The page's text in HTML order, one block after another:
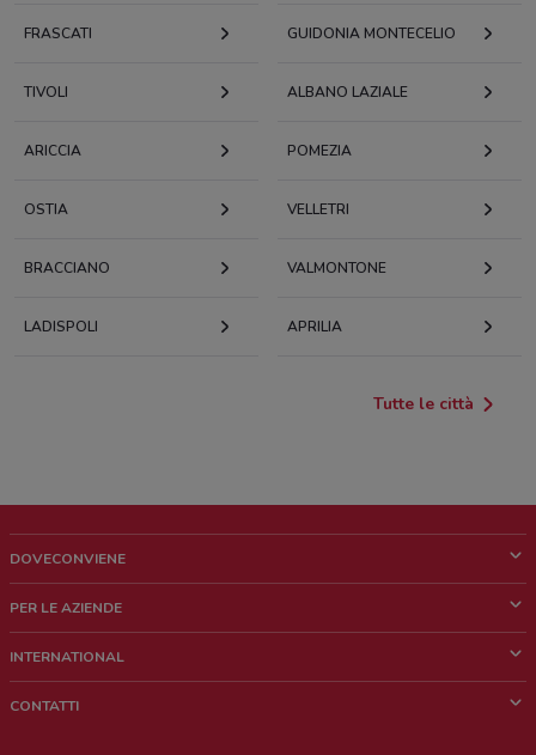
FRASCATI GUIDONIA MONTECELIO
TIVOLI ALBANO LAZIALE
ARICCIA POMEZIA
OSTIA VELLETRI
BRACCIANO VALMONTONE
LADISPOLI APRILIA
Tutte le città
DOVECONVIENE
Chi siamo
Lavora con noi
PER LE AZIENDE
Richieste commerciali e marketing
INTERNATIONAL
CONTATTI